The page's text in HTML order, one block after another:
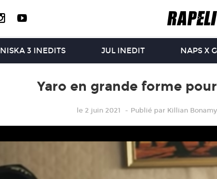
NISKA 3 INEDITS JUL INEDIT NAPS X
Yaro en grande forme
le 2 juin 2021 Publiépar Killian Bonamy